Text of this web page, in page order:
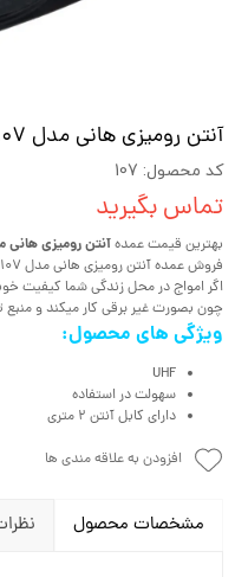
آنتن رومیزی هانی مدل 107 | فروش عمده
کد محصول: 107
تماس بگیرید
بهترین قیمت عمدهآنتن رومیزی هانی
اگر امواج در محل زندگی شما کیفیت
چون بصورت غیر برقی کار میکند و منبع
ویژگی های محصول:
UHF
سهولت در استفاده
دارای کابل آنتن 2 متری
افزودن به علاقه مندی ها
مشخصات محصول